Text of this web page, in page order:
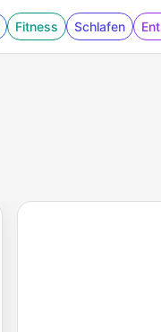
Fitness Schlafen